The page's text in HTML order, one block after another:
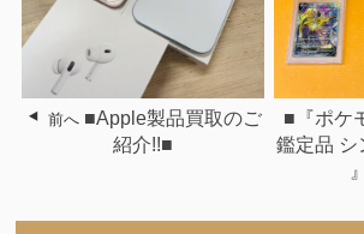
前へ ■Apple製品買取のご
紹介!!■
■『ポケ
鑑定品 シ